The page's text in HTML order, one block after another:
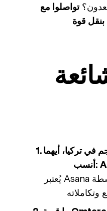
تواصلوا مع Omtera اليوم
1. بالنسبة لشركة متوسطة الحجم في تركيا، أيهما
يُعتبر Asana أكثر ملاءمة للشركات المتوسطة